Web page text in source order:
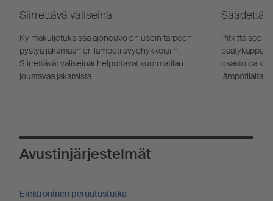
Siirrettävä väliseinä
Kylmäkuljetuksissa ajoneuvo on usein tarpeen
pystyä jakamaan eri lämpötilavyöhykkeisiin.
Siirrettävät väliseinät helpottavat kuormatilan
joustavaa jakamista.
Pitkittäiseen
osastoida
Avustinjärjestelmät
Elektroninen peruutustutka